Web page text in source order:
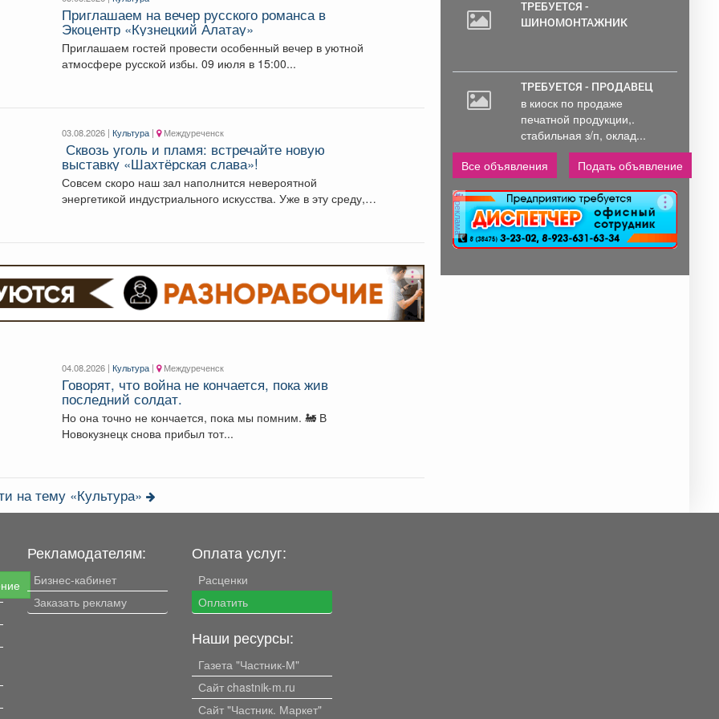
Приглашаем на вечер русского романса в
Экоцентр «Кузнецкий Алатау»
Приглашаем гостей провести особенный вечер в уютной
атмосфере русской избы. 09 июля в 15:00...
03.08.2026 | Культура | Междуреченск
️ Сквозь уголь и пламя: встречайте новую
выставку «Шахтёрская слава»!
Совсем скоро наш зал наполнится невероятной
энергетикой индустриального искусства. Уже в эту среду, 5
04.08.2026 | Культура | Междуреченск
Говорят, что война не кончается, пока жив
последний солдат.
Но она точно не кончается, пока мы помним. 🚂 В
Новокузнецк снова прибыл тот...
на тему «Культура»
ТРЕБУЕТСЯ -
ШИНОМОНТАЖНИК
ТРЕБУЕТСЯ - ПРОДАВЕЦ
в киоск по продаже
печатной продукции,.
стабильная з/п, оклад...
Все объявления
Подать объявление
реклама
Рекламодателям:
Бизнес-кабинет
Заказать рекламу
Оплата услуг:
Расценки
Оплатить
Наши ресурсы:
Газета "Частник-М"
Сайт chastnik-m.ru
Сайт "Частник. Маркет"